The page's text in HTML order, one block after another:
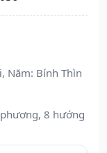
Năm: Bính Thìn
8 hướng